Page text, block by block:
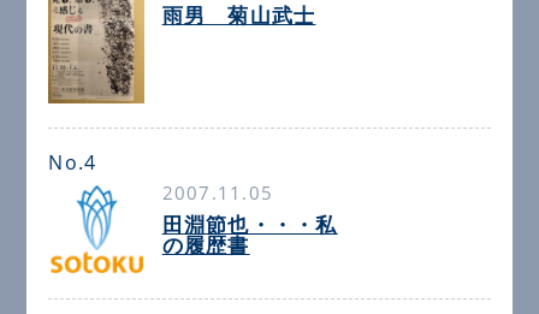
雨男 菊山武士
No.4
2007.11.05
田淵節也・・・私
の履歴書